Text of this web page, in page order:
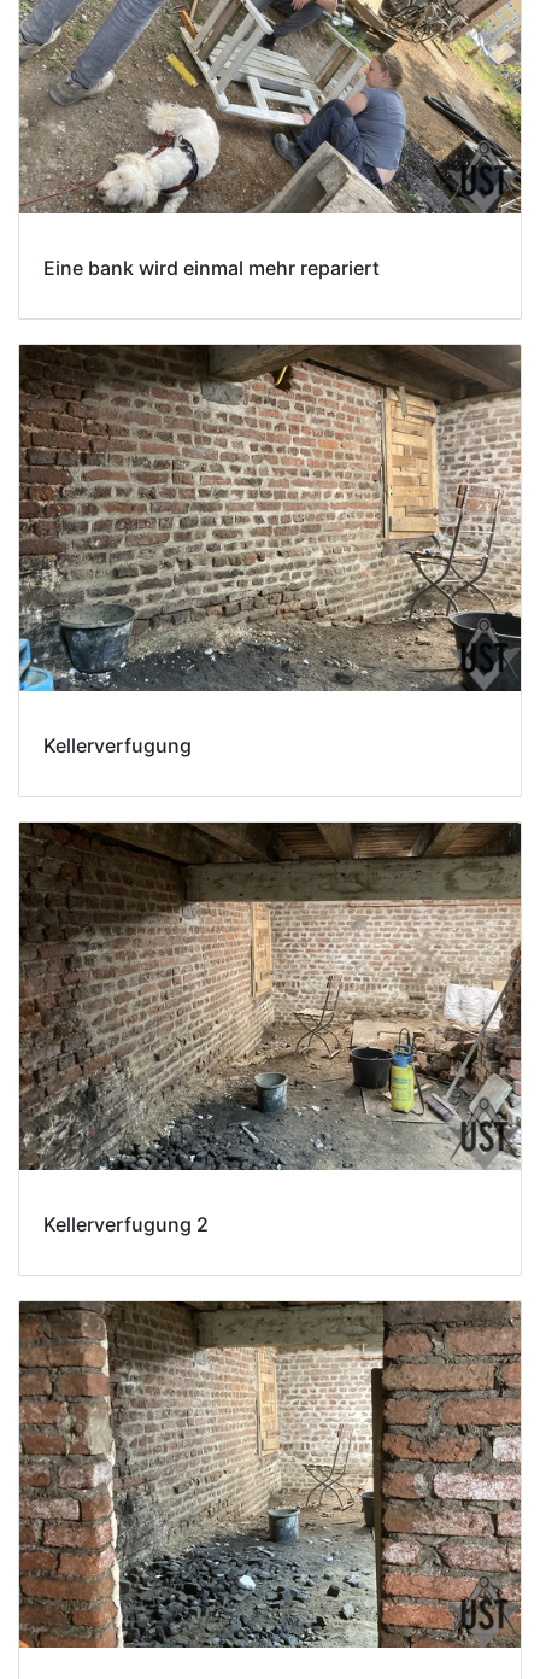
Eine bank wird einmal mehr repariert
Kellerverfugung
Kellerverfugung 2